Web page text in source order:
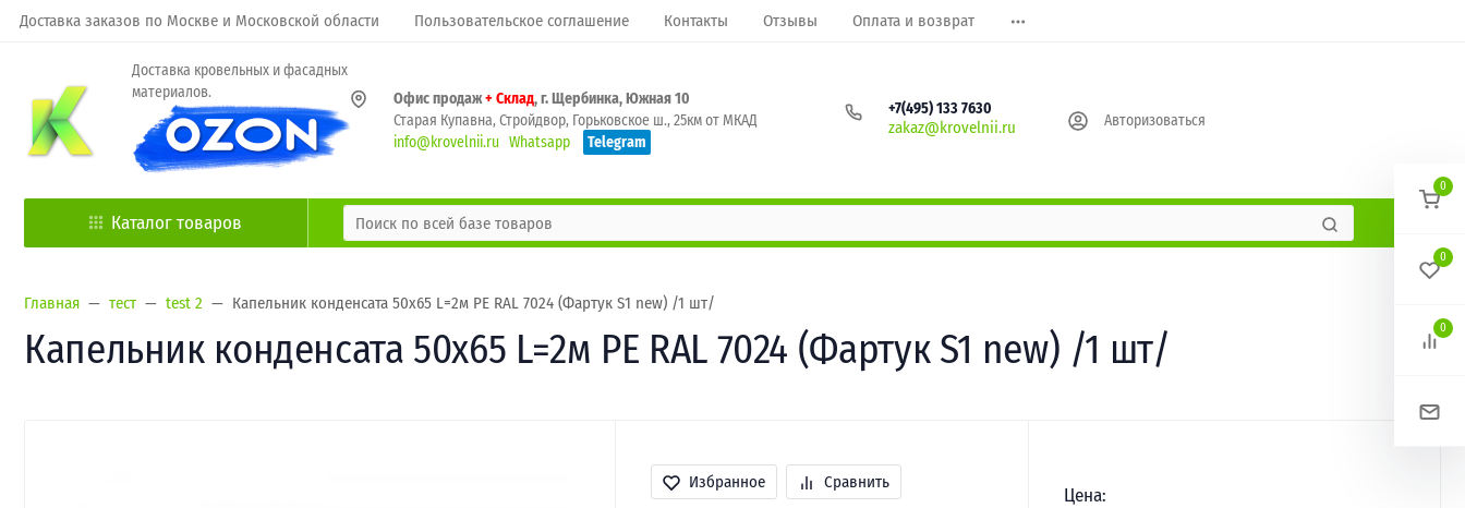
Доставка заказов по Москве и Московской области Пользовательское соглашение Контакты Отзывы Оплата и возврат
Доставка кровельных и фасадных
материалов.
Офис продаж+ Склад, г. Щербинка, Южная 10
Старая Купавна, Стройдвор, Горьковское ш., 25км от МКАД
info@krovelnii.ru Whatsapp Telegram
+7(495) 133 7630
zakaz@krovelnii.ru Авторизоваться
Каталог товаров
Главная тест test 2 Капельник конденсата 50х65 L=2м РЕ RAL 7024 (Фартук S1 new) /1 шт/
Капельник конденсата 50х65 L=2м РЕ RAL 7024 (Фартук S1 new) /1 шт/
Избранное Сравнить
Цена:
0
0
0